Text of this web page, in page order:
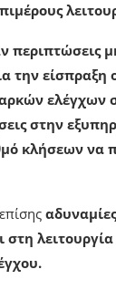
περιπτώσεις
την
ελέγχων
στην